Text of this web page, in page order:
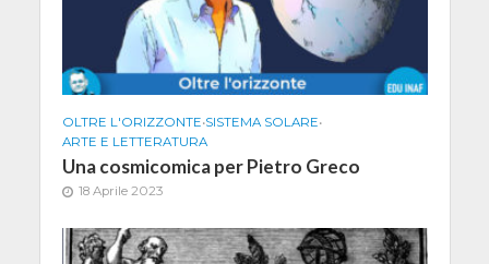
OLTRE L'ORIZZONTE•SISTEMA SOLARE•
ARTE E LETTERATURA
Una cosmicomica per Pietro Greco
18 Aprile 2023